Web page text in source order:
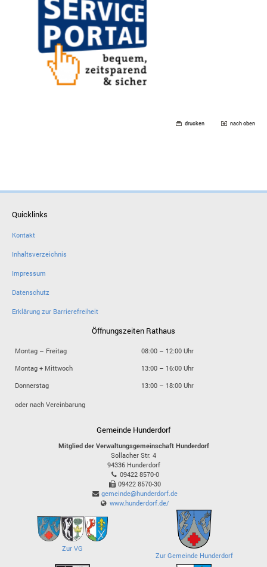
drucken nach oben
Quicklinks
Kontakt
Inhaltsverzeichnis
Impressum
Datenschutz
Erklärung zur Barrierefreiheit
Öffnungszeiten Rathaus
Montag – Freitag
08:00 – 12:00 Uhr
Montag + Mittwoch
13:00 – 16:00 Uhr
Donnerstag
13:00 – 18:00 Uhr
oder nach Vereinbarung
Gemeinde Hunderdorf
Mitglied der Verwaltungsgemeinschaft Hunderdorf
Sollacher Str. 4
94336 Hunderdorf
09422 8570-0
09422 8570-30
gemeinde@hunderdorf.de
www.hunderdorf.de/
Zur VG
Zur Gemeinde Hunderdorf